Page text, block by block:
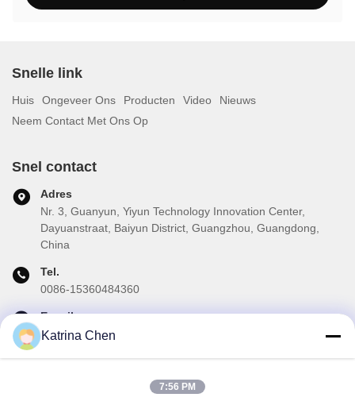
Snelle link
Huis Ongeveer Ons Producten Video
Nieuws
Neem Contact Met Ons Op
Snel contact
Adres
Nr. 3, Guanyun, Yiyun Technology Innovation Center,
Dayuanstraat, Baiyun District, Guangzhou, Guangdong,
China
Tel.
0086-15360484360
E-mail
brake02@teibrakes.com
Katrina Chen
7:56 PM